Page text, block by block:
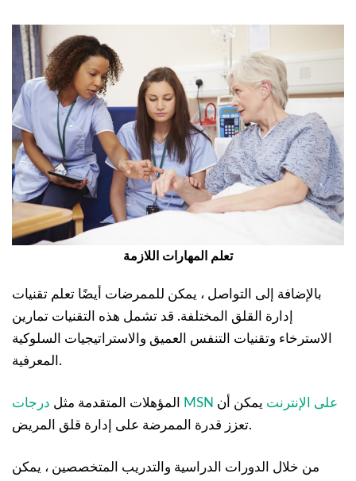
تعلم المهارات اللازمة
بالإضافة إلى التواصل ، يمكن للممرضات أيضًا تعلم تقنيات
إدارة القلق المختلفة. قد تشمل هذه التقنيات تمارين
الاسترخاء وتقنيات التنفس العميق والاستراتيجيات السلوكية
المعرفية.
المؤهلات المتقدمة مثل درجات MSN على الإنترنت يمكن أن
تعزز قدرة الممرضة على إدارة قلق المريض.
من خلال الدورات الدراسية والتدريب المتخصصين ، يمكن